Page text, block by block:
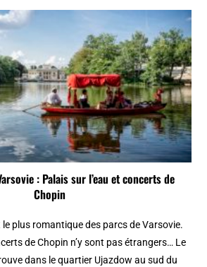
: Palais sur l’eau et concerts de
Chopin
le plus romantique des parcs de Varsovie.
de Chopin n’y sont pas étrangers… Le
dans le quartier Ujazdow au sud du